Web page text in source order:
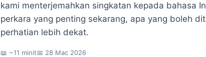
kami menterjemahkan singkatan kepada bahasa
perkara yang penting sekarang, apa yang boleh
perhatian lebih dekat.
📖 ~11 minit📅 28 Mac 2026